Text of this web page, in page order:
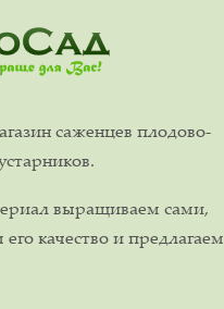
саженцев плодово-
выращиваем сами,
качество и предлагаем